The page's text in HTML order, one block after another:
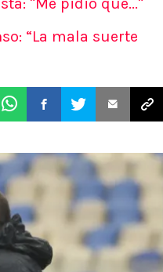
“La mala suerte